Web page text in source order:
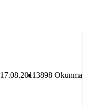
3898 Okunma
17.08.2011